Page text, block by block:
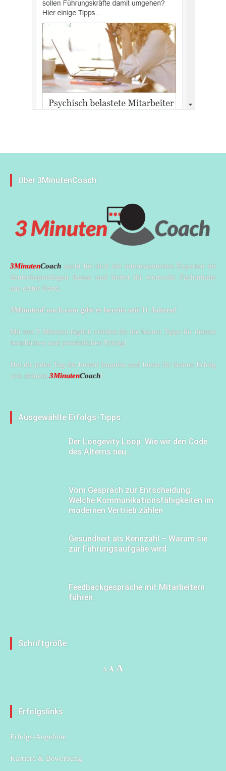
Über 3MinutenCoach
3MinutenCoach sucht für dich die interessantesten Experten im
deutschsprachigen Raum und liefert dir wertvolle Fachinhalte
aus erster Hand.
3MinutenCoach.com gibt es bereits seit 11 Jahren!
Mit nur 3 Minuten täglich erhältst du die besten Tipps für deinen
beruflichen und persönlichen Erfolg!
Hol dir jeden Tag die besten Impulse und Ideen für deinen Erfolg
von deinem 3MinutenCoach!
Ausgewählte Erfolgs-Tipps
Der Longevity Loop: Wie wir den Code
des Alterns neu...
Vom Gespräch zur Entscheidung:
Welche Kommunikationsfähigkeiten im
modernen Vertrieb zählen
Gesundheit als Kennzahl – Warum sie
zur Führungsaufgabe wird
Feedbackgespräche mit Mitarbeitern
führen
Schriftgröße
A Decrease
A Reset
A
Erfolgslinks
Erfolgs-Angebote
Karriere & Bewerbung